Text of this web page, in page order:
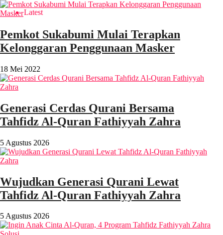
Latest
Pemkot Sukabumi Mulai Terapkan
Kelonggaran Penggunaan Masker
18 Mei 2022
Generasi Cerdas Qurani Bersama
Tahfidz Al-Quran Fathiyyah Zahra
5 Agustus 2026
Wujudkan Generasi Qurani Lewat
Tahfidz Al-Quran Fathiyyah Zahra
5 Agustus 2026